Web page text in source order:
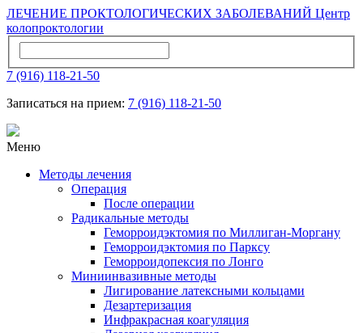
ЛЕЧЕНИЕ ПРОКТОЛОГИЧЕСКИХ ЗАБОЛЕВАНИЙ Центр
колопроктологии
7 (916) 118-21-50
Записаться на прием: 7 (916) 118-21-50
Меню
Методы лечения
Операция
После операции
Радикальные методы
Геморроидэктомия по Миллиган-Моргану
Геморроидэктомия по Парксу
Геморроидопексия по Лонгo
Миниинвазивные методы
Лигирование латексными кольцами
Дезартеризация
Инфракрасная коагуляция